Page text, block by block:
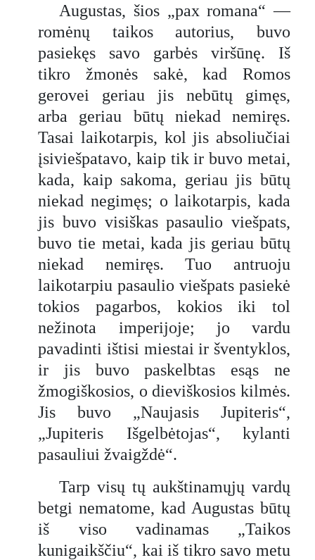
Augustas, šios „pax romana“ —
romėnų taikos autorius, buvo
pasiekęs savo garbės viršūnę. Iš
tikro žmonės sakė, kad Romos
gerovei geriau jis nebūtų gimęs,
arba geriau būtų niekad nemiręs.
Tasai laikotarpis, kol jis absoliučiai
įsiviešpatavo, kaip tik ir buvo metai,
kada, kaip sakoma, geriau jis būtų
niekad negimęs; o laikotarpis, kada
jis buvo visiškas pasaulio viešpats,
buvo tie metai, kada jis geriau būtų
niekad nemiręs. Tuo antruoju
laikotarpiu pasaulio viešpats pasiekė
tokios pagarbos, kokios iki tol
nežinota imperijoje; jo vardu
pavadinti ištisi miestai ir šventyklos,
ir jis buvo paskelbtas esąs ne
žmogiškosios, o dieviškosios kilmės.
Jis buvo „Naujasis Jupiteris“,
„Jupiteris Išgelbėtojas“, kylanti
pasauliui žvaigždė“.
Tarp visų tų aukštinamųjų vardų
betgi nematome, kad Augustas būtų
iš viso vadinamas „Taikos
kunigaikščiu“, kai iš tikro savo metu